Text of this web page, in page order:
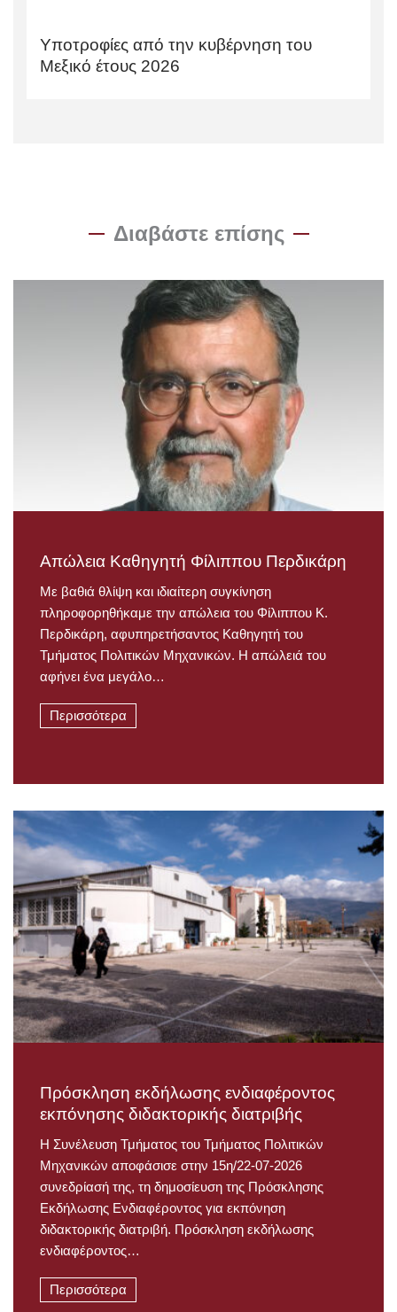
Υποτροφίες από την κυβέρνηση του
Μεξικό έτους 2026
Διαβάστε επίσης
Απώλεια Καθηγητή Φίλιππου Περδικάρη
Με βαθιά θλίψη και ιδιαίτερη συγκίνηση
πληροφορηθήκαμε την απώλεια του Φίλιππου Κ.
Περδικάρη, αφυπηρετήσαντος Καθηγητή του
Τμήματος Πολιτικών Μηχανικών. Η απώλειά του
αφήνει ένα μεγάλο…
Περισσότερα
Πρόσκληση εκδήλωσης ενδιαφέροντος
εκπόνησης διδακτορικής διατριβής
Η Συνέλευση Τμήματος του Τμήματος Πολιτικών
Μηχανικών αποφάσισε στην 15η/22-07-2026
συνεδρίασή της, τη δημοσίευση της Πρόσκλησης
Εκδήλωσης Ενδιαφέροντος για εκπόνηση
διδακτορικής διατριβή. Πρόσκληση εκδήλωσης
ενδιαφέροντος…
Περισσότερα